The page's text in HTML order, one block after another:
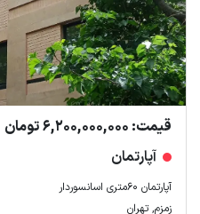
قیمت: 6,200,000,000 تومان
آپارتمان
آپارتمان 60متری اسانسوردار
زمزم, تهران